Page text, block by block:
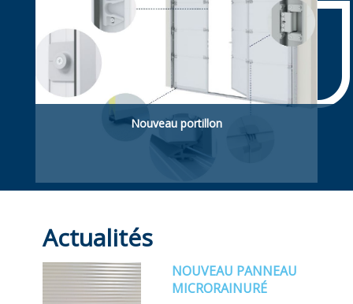
Nouveau portillon
Actualités
NOUVEAU PANNEAU
MICRORAINURÉ